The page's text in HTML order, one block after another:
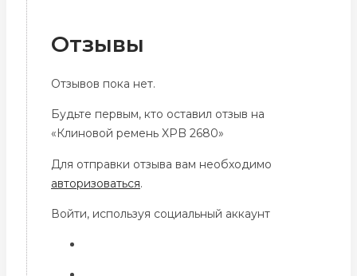
Отзывы
Отзывов пока нет.
Будьте первым, кто оставил отзыв на
«Клиновой ремень XPB 2680»
Для отправки отзыва вам необходимо
авторизоваться.
Войти, используя социальный аккаунт